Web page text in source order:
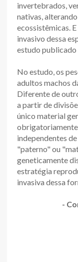
invertebrados,
nativas,
ecossistêmicas.
invasivo dessa
estudo publicado
No estudo, os
adultos machos
Diferente de
a partir de
único material
obrigatoriamente
independentes
"paterno" ou
geneticamente
estratégia
invasiva dessa
-